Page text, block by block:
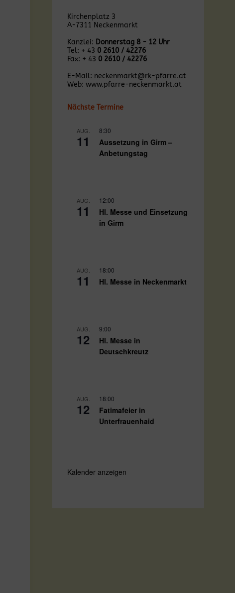
Kirchenplatz 3
A-7311 Neckenmarkt
Kanzlei: Donnerstag 8 - 12 Uhr
Tel: + 43 0 2610 / 42276
Fax: + 43 0 2610 / 42276
E-Mail: neckenmarkt@rk-pfarre.at
Web: www.pfarre-neckenmarkt.at
Nächste Termine
AUG.
11
8:30
Aussetzung in Girm –
Anbetungstag
AUG.
11
12:00
Hl. Messe und Einsetzung
in Girm
AUG.
11
18:00
Hl. Messe in Neckenmarkt
AUG.
12
9:00
Hl. Messe in
Deutschkreutz
AUG.
12
18:00
Fatimafeier in
Unterfrauenhaid
Kalender anzeigen